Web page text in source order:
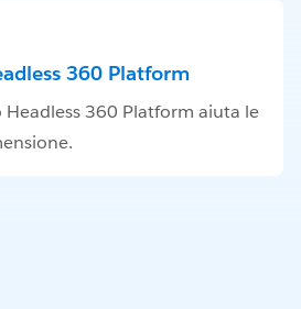
360 Platform
360 Platform aiuta le